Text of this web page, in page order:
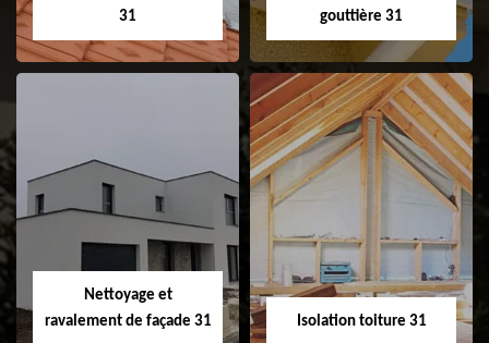
31
Pose et
changement de
fenêtre de toit et
Velux 31
gouttière 31
Nettoyage et pose
Nettoyage et
ravalement de façade 31
Isolation toiture 31